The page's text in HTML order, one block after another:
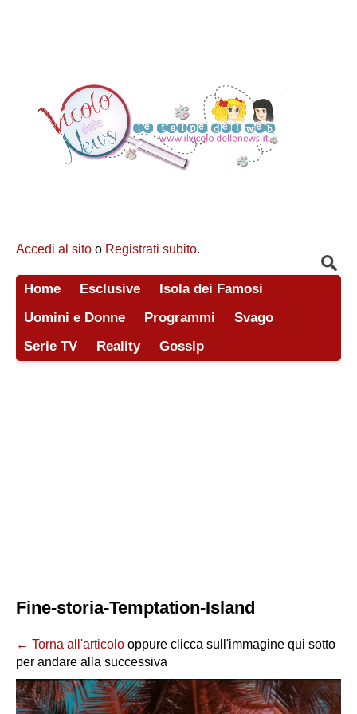
Accedi al sito o Registrati subito.
Home Esclusive
Isola dei Famosi
Uomini e Donne
Programmi
Svago
Serie TV
Reality Gossip
Fine-storia-Temptation-Island
← Torna all'articolo oppure clicca sull'immagine qui sotto
per andare alla successiva